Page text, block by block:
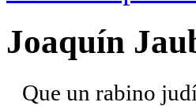
Joaquín
Que un rabino